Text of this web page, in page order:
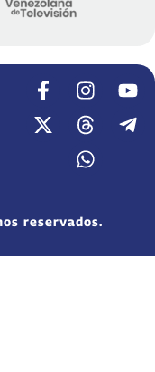
reservados.